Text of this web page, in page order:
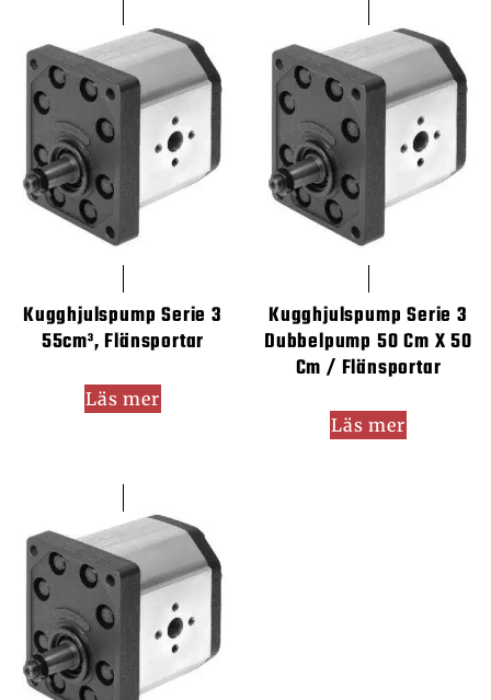
Kugghjulspump Serie 3
55cm³, Flänsportar
Läs mer
Kugghjulspump Serie 3
Dubbelpump 50 Cm X 50
Cm / Flänsportar
Läs mer